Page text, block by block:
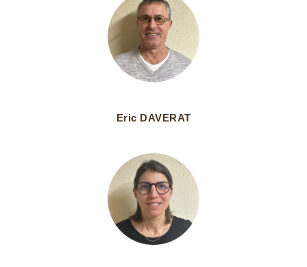
Eric DAVERAT